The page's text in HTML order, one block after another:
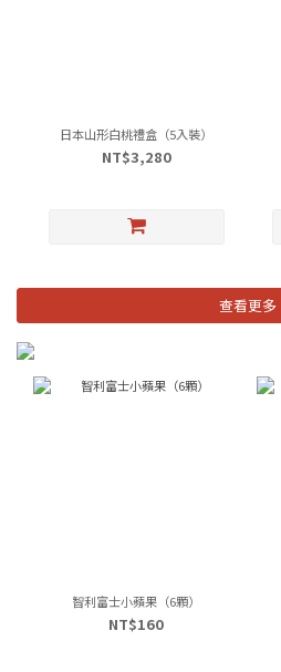
日本山形白桃禮盒（5入裝）
NT$3,280
查看更多
智利富士小蘋果（6顆）
NT$160